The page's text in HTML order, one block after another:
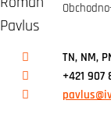
TN, NM,
+421 907